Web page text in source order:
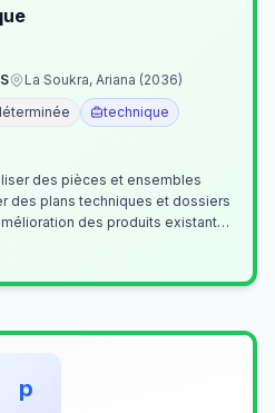
La Soukra, Ariana (2036)
technique
des pièces et ensembles
des plans techniques et dossiers
des produits existants
p